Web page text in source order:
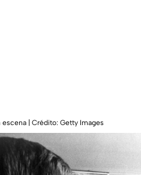
| Crédito: Getty Images